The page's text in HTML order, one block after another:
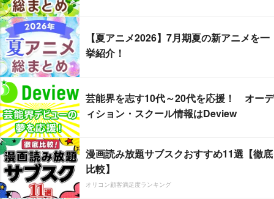
【夏アニメ2026】7月期夏の新アニメを一
挙紹介！
芸能界を志す10代～20代を応援！ オーデ
ィション・スクール情報はDeview
漫画読み放題サブスクおすすめ11選【徹底
比較】
オリコン顧客満足度ランキング